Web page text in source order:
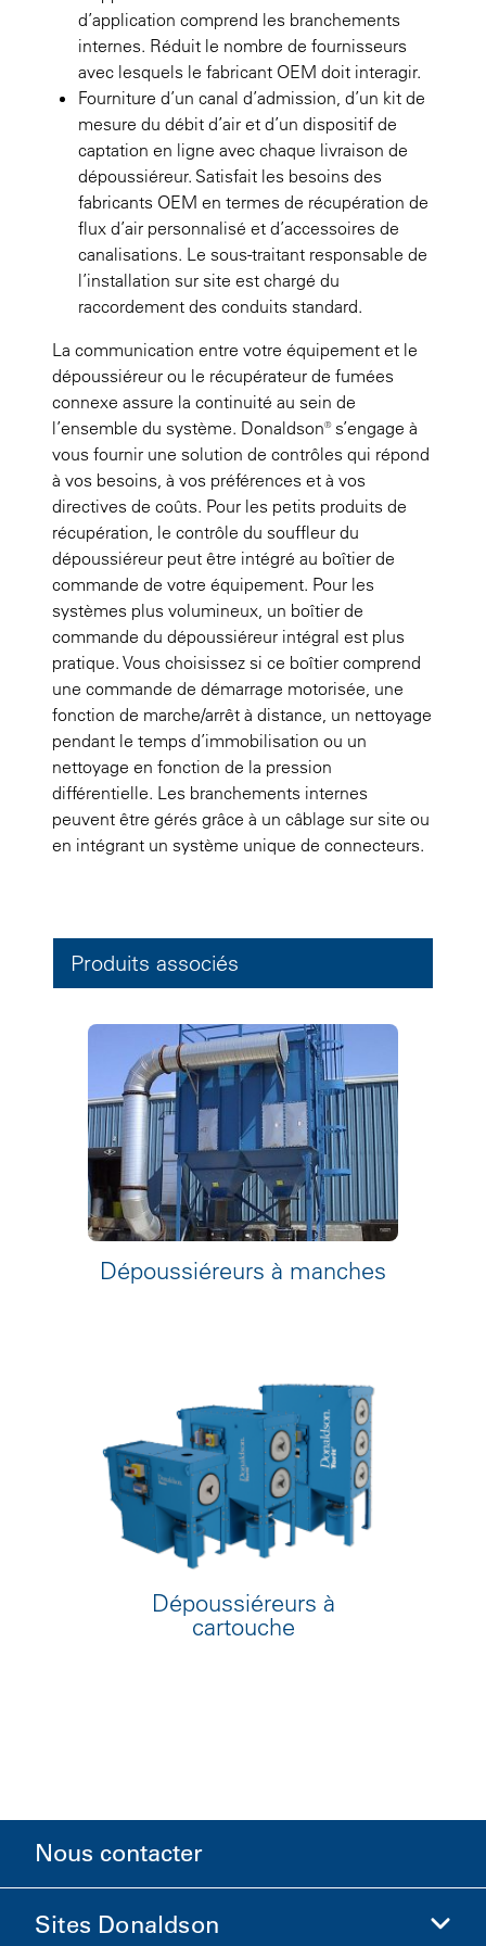
d’application comprend les branchements
internes. Réduit le nombre de fournisseurs
avec lesquels le fabricant OEM doit interagir.
Fourniture d’un canal d’admission, d’un kit de
mesure du débit d’air et d’un dispositif de
captation en ligne avec chaque livraison de
dépoussiéreur. Satisfait les besoins des
fabricants OEM en termes de récupération de
flux d’air personnalisé et d’accessoires de
canalisations. Le sous-traitant responsable de
l’installation sur site est chargé du
raccordement des conduits standard.
La communication entre votre équipement et le
dépoussiéreur ou le récupérateur de fumées
connexe assure la continuité au sein de
l’ensemble du système. Donaldson® s’engage à
vous fournir une solution de contrôles qui répond
à vos besoins, à vos préférences et à vos
directives de coûts. Pour les petits produits de
récupération, le contrôle du souffleur du
dépoussiéreur peut être intégré au boîtier de
commande de votre équipement. Pour les
systèmes plus volumineux, un boîtier de
commande du dépoussiéreur intégral est plus
pratique. Vous choisissez si ce boîtier comprend
une commande de démarrage motorisée, une
fonction de marche/arrêt à distance, un nettoyage
pendant le temps d’immobilisation ou un
nettoyage en fonction de la pression
différentielle. Les branchements internes
peuvent être gérés grâce à un câblage sur site ou
en intégrant un système unique de connecteurs.
Produits associés
Dépoussiéreurs à manches
Dépoussiéreurs à
cartouche
Nous contacter
Sites Donaldson